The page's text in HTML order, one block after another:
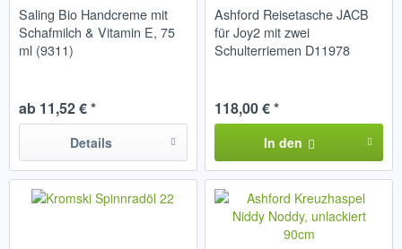
Saling Bio Handcreme mit
Schafmilch & Vitamin E, 75
ml (9311)
ab 11,52 € *
Details
Ashford Reisetasche JACB
für Joy2 mit zwei
Schulterriemen D11978
118,00 € *
In den